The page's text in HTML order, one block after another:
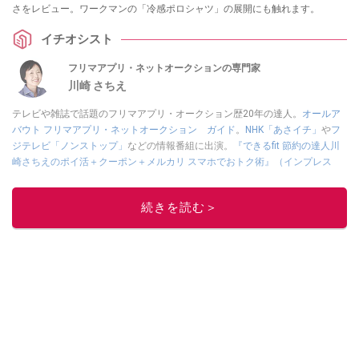
さをレビュー。ワークマンの「冷感ポロシャツ」の展開にも触れます。
イチオシスト
フリマアプリ・ネットオークションの専門家
川崎 さちえ
テレビや雑誌で話題のフリマアプリ・オークション歴20年の達人。 オールア
バウト フリマアプリ・ネットオークション ガイド。 NHK「あさイチ」 やフ
ジテレビ「ノンストップ」 などの情報番組に出演。
『できるfit 節約の達人川
崎さちえのポイ活＋クーポン＋メルカリ スマホでおトク術』（インプレス
的に稼ぐ！』（翔泳社刊）
■経歴：2003年、夫が子育てをするために、突然会社を辞める。翌月からの
続きを読む＞